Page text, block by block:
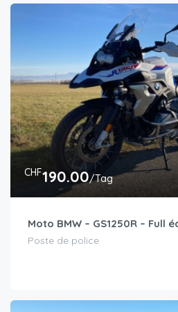
CHF190.00/Tag
Moto BMW – GS1250R –
Poste de police